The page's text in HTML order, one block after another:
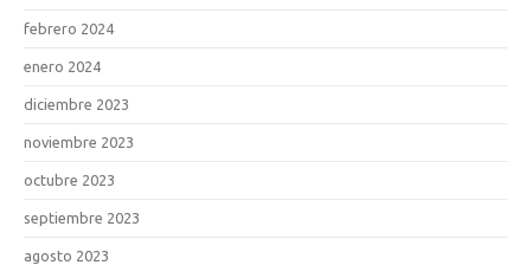
febrero 2024
enero 2024
diciembre 2023
noviembre 2023
octubre 2023
septiembre 2023
agosto 2023